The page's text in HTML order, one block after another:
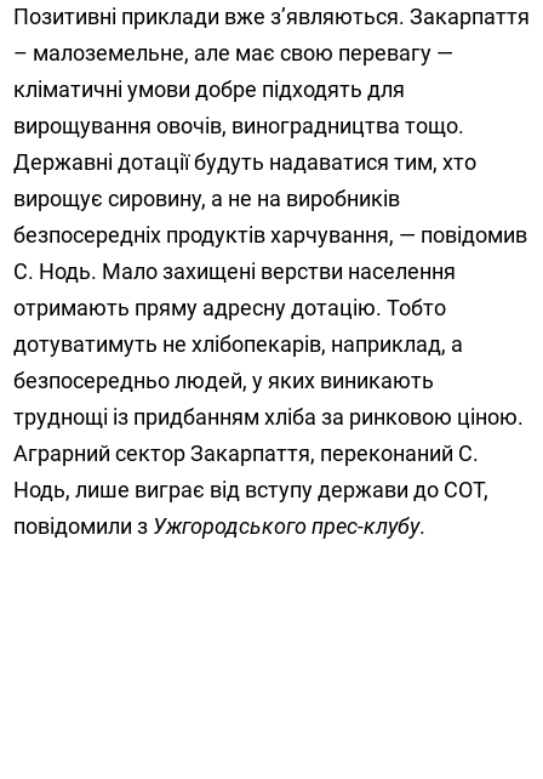
Позитивні приклади вже з’являються. Закарпаття
– малоземельне, але має свою перевагу —
кліматичні умови добре підходять для
вирощування овочів, виноградництва тощо.
Державні дотації будуть надаватися тим, хто
вирощує сировину, а не на виробників
безпосередніх продуктів харчування, — повідомив
С. Нодь. Мало захищені верстви населення
отримають пряму адресну дотацію. Тобто
дотуватимуть не хлібопекарів, наприклад, а
безпосередньо людей, у яких виникають
труднощі із придбанням хліба за ринковою ціною.
Аграрний сектор Закарпаття, переконаний С.
Нодь, лише виграє від вступу держави до СОТ,
повідомили з Ужгородського прес-клубу.